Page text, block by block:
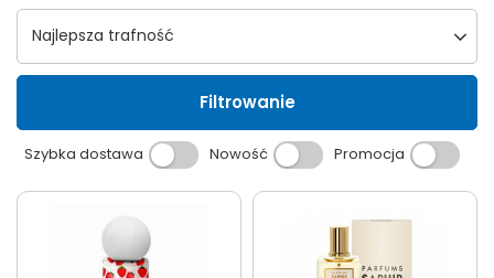
Wybierz sortowanie
Najlepsza trafność
Filtrowanie
Szybka dostawa Nowość Promocja